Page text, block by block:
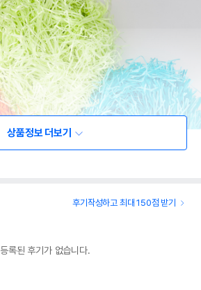
상품정보 더보기
후기작성하고 최대 150점 받기
등록된 후기가 없습니다.